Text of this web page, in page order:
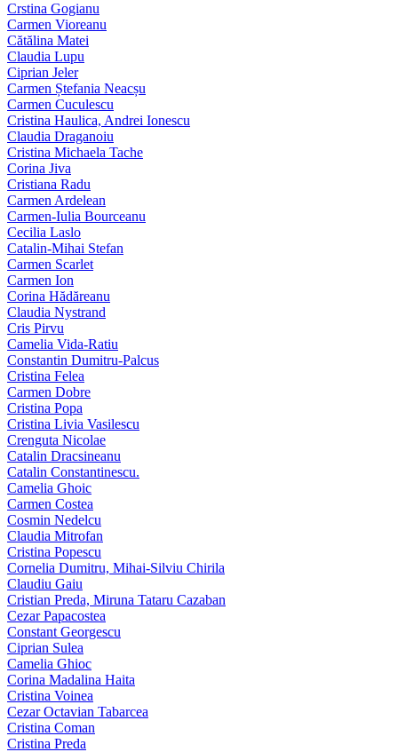
Crstina Gogianu
Carmen Vioreanu
Cătălina Matei
Claudia Lupu
Ciprian Jeler
Carmen Ștefania Neacșu
Carmen Cuculescu
Cristina Haulica, Andrei Ionescu
Claudia Draganoiu
Cristina Michaela Tache
Corina Jiva
Cristiana Radu
Carmen Ardelean
Carmen-Iulia Bourceanu
Cecilia Laslo
Catalin-Mihai Stefan
Carmen Scarlet
Carmen Ion
Corina Hădăreanu
Claudia Nystrand
Cris Pirvu
Camelia Vida-Ratiu
Constantin Dumitru‑Palcus
Cristina Felea
Carmen Dobre
Cristina Popa
Cristina Livia Vasilescu
Crenguta Nicolae
Catalin Dracsineanu
Catalin Constantinescu.
Camelia Ghoic
Carmen Costea
Cosmin Nedelcu
Claudia Mitrofan
Cristina Popescu
Cornelia Dumitru, Mihai‑Silviu Chirila
Claudiu Gaiu
Cristian Preda, Miruna Tataru Cazaban
Cezar Papacostea
Constant Georgescu
Ciprian Sulea
Camelia Ghioc
Corina Madalina Haita
Cristina Voinea
Cezar Octavian Tabarcea
Cristina Coman
Cristina Preda